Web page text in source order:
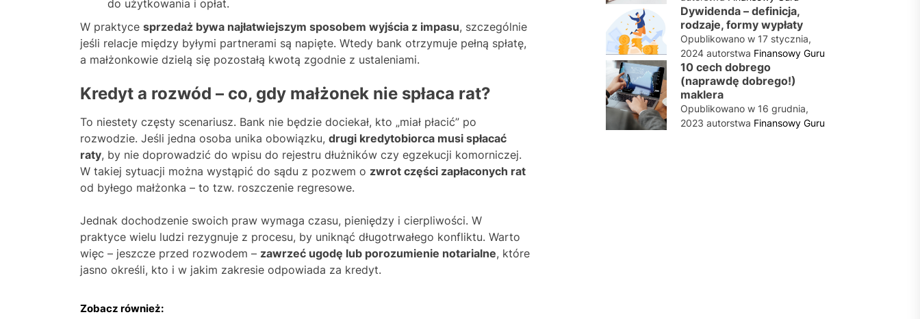
do użytkowania i opłat.
W praktyce sprzedaż bywa najłatwiejszym sposobem wyjścia z impasu, szczególnie
jeśli relacje między byłymi partnerami są napięte. Wtedy bank otrzymuje pełną spłatę,
a małżonkowie dzielą się pozostałą kwotą zgodnie z ustaleniami.
Kredyt a rozwód – co, gdy małżonek nie spłaca rat?
To niestety częsty scenariusz. Bank nie będzie dociekał, kto „miał płacić” po
rozwodzie. Jeśli jedna osoba unika obowiązku, drugi kredytobiorca musi spłacać
raty, by nie doprowadzić do wpisu do rejestru dłużników czy egzekucji komorniczej.
W takiej sytuacji można wystąpić do sądu z pozwem o zwrot części zapłaconych rat
od byłego małżonka – to tzw. roszczenie regresowe.
Jednak dochodzenie swoich praw wymaga czasu, pieniędzy i cierpliwości. W
praktyce wielu ludzi rezygnuje z procesu, by uniknąć długotrwałego konfliktu. Warto
więc – jeszcze przed rozwodem – zawrzeć ugodę lub porozumienie notarialne, które
jasno określi, kto i w jakim zakresie odpowiada za kredyt.
Zobacz również:
Dywidenda – definicja,
rodzaje, formy wypłaty
Opublikowano w 17 stycznia,
2024 autorstwa Finansowy Guru
10 cech dobrego
(naprawdę dobrego!)
maklera
Opublikowano w 16 grudnia,
2023 autorstwa Finansowy Guru